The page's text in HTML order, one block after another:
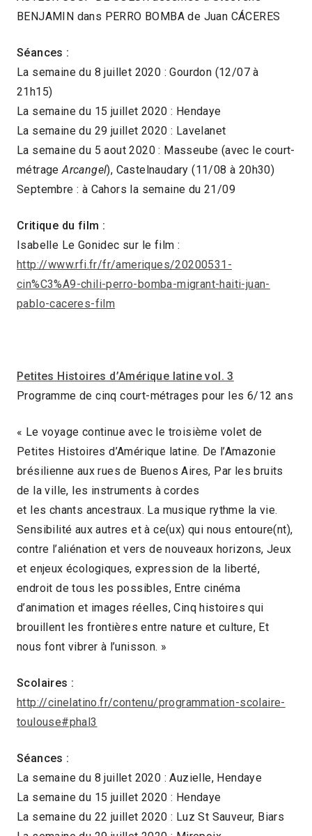
BENJAMIN dans PERRO BOMBA de Juan CÁCERES
Séances :
La semaine du 8 juillet 2020 : Gourdon (12/07 à
21h15)
La semaine du 15 juillet 2020 : Hendaye
La semaine du 29 juillet 2020 : Lavelanet
La semaine du 5 aout 2020 : Masseube (avec le court-
métrageArcangel), Castelnaudary (11/08 à 20h30)
Septembre : à Cahors la semaine du 21/09
Critique du film :
Isabelle Le Gonidec sur le film :
http://www.rfi.fr/fr/ameriques/20200531-
cin%C3%A9-chili-perro-bomba-migrant-haiti-juan-
pablo-caceres-film
Petites Histoires d’Amérique latine vol. 3
Programme de cinq court-métrages pour les 6/12 ans
« Le voyage continue avec le troisième volet de
Petites Histoires d’Amérique latine. De l’Amazonie
brésilienne aux rues de Buenos Aires, Par les bruits
de la ville, les instruments à cordes
et les chants ancestraux. La musique rythme la vie.
Sensibilité aux autres et à ce(ux) qui nous entoure(nt),
contre l’aliénation et vers de nouveaux horizons, Jeux
et enjeux écologiques, expression de la liberté,
endroit de tous les possibles, Entre cinéma
d’animation et images réelles, Cinq histoires qui
brouillent les frontières entre nature et culture, Et
nous font vibrer à l’unisson. »
Scolaires :
http://cinelatino.fr/contenu/programmation-scolaire-
toulouse#phal3
Séances :
La semaine du 8 juillet 2020 : Auzielle, Hendaye
La semaine du 15 juillet 2020 : Hendaye
La semaine du 22 juillet 2020 : Luz St Sauveur, Biars